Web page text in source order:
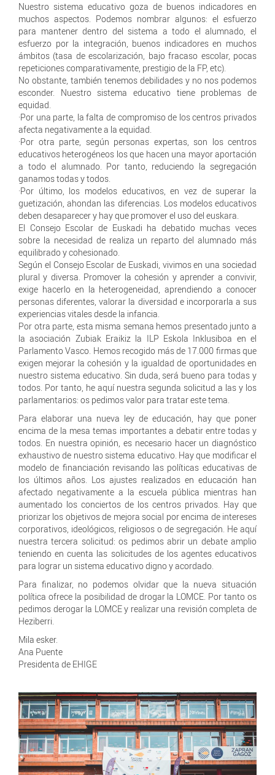
Nuestro sistema educativo goza de buenos indicadores en
muchos aspectos. Podemos nombrar algunos: el esfuerzo
para mantener dentro del sistema a todo el alumnado, el
esfuerzo por la integración, buenos indicadores en muchos
ámbitos (tasa de escolarización, bajo fracaso escolar, pocas
repeticiones comparativamente, prestigio de la FP, etc).
No obstante, también tenemos debilidades y no nos podemos
esconder. Nuestro sistema educativo tiene problemas de
equidad.
·Por una parte, la falta de compromiso de los centros privados
afecta negativamente a la equidad.
·Por otra parte, según personas expertas, son los centros
educativos heterogéneos los que hacen una mayor aportación
a todo el alumnado. Por tanto, reduciendo la segregación
ganamos todas y todos.
·Por último, los modelos educativos, en vez de superar la
guetización, ahondan las diferencias. Los modelos educativos
deben desaparecer y hay que promover el uso del euskara.
El Consejo Escolar de Euskadi ha debatido muchas veces
sobre la necesidad de realiza un reparto del alumnado más
equilibrado y cohesionado.
Según el Consejo Escolar de Euskadi, vivimos en una sociedad
plural y diversa. Promover la cohesión y aprender a convivir,
exige hacerlo en la heterogeneidad, aprendiendo a conocer
personas diferentes, valorar la diversidad e incorporarla a sus
experiencias vitales desde la infancia.
Por otra parte, esta misma semana hemos presentado junto a
la asociación Zubiak Eraikiz la ILP Eskola Inklusiboa en el
Parlamento Vasco. Hemos recogido más de 17.000 firmas que
exigen mejorar la cohesión y la igualdad de oportunidades en
nuestro sistema educativo. Sin duda, será bueno para todas y
todos. Por tanto, he aquí nuestra segunda solicitud a las y los
parlamentarios: os pedimos valor para tratar este tema.
Para elaborar una nueva ley de educación, hay que poner
encima de la mesa temas importantes a debatir entre todas y
todos. En nuestra opinión, es necesario hacer un diagnóstico
exhaustivo de nuestro sistema educativo. Hay que modificar el
modelo de financiación revisando las políticas educativas de
los últimos años. Los ajustes realizados en educación han
afectado negativamente a la escuela pública mientras han
aumentado los conciertos de los centros privados. Hay que
priorizar los objetivos de mejora social por encima de intereses
corporativos, ideológicos, religiosos o de segregación. He aquí
nuestra tercera solicitud: os pedimos abrir un debate amplio
teniendo en cuenta las solicitudes de los agentes educativos
para lograr un sistema educativo digno y acordado.
Para finalizar, no podemos olvidar que la nueva situación
política ofrece la posibilidad de drogar la LOMCE. Por tanto os
pedimos derogar la LOMCE y realizar una revisión completa de
Heziberri.
Mila esker.
Ana Puente
Presidenta de EHIGE